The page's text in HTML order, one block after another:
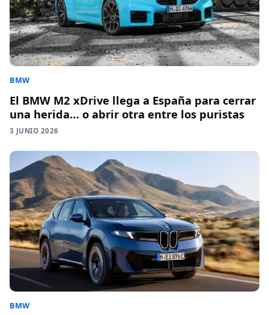
BMW
El BMW M2 xDrive llega a España para cerrar
una herida… o abrir otra entre los puristas
3 JUNIO 2026
BMW